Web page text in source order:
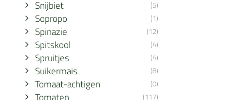
Snijbiet (5)
Sopropo (1)
Spinazie (12)
Spitskool (4)
Spruitjes (4)
Suikermais (8)
Tomaat-achtigen (0)
Tomaten (117)